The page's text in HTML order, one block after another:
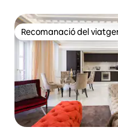
Recomanació del viatger
Recomanació del